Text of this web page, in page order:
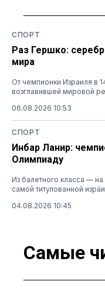
СПОРТ
Раз Гершко:
мира
От чемпионки Израиля в
возглавившей мировой
06.08.2026 10:53
СПОРТ
Инбар Ланир:
Олимпиаду
Из балетного класса —
самой титулованной
04.08.2026 10:45
Самые